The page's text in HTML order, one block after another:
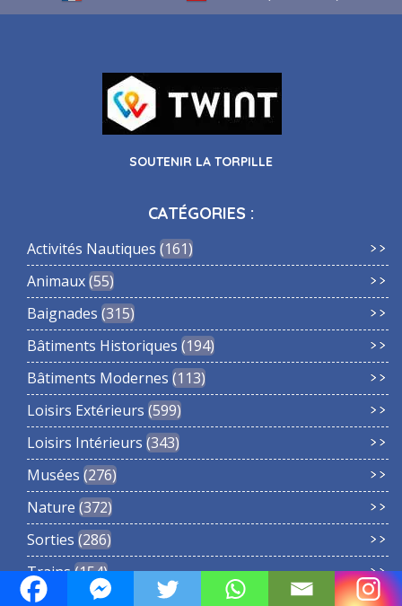
SOUTENIR LA TORPILLE
CATÉGORIES :
Activités Nautiques 161
Animaux 55
Baignades 315
Bâtiments Historiques 194
Bâtiments Modernes 113
Loisirs Extérieurs 599
Loisirs Intérieurs 343
Musées 276
Nature 372
Sorties 286
Trains 154